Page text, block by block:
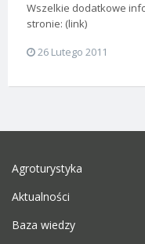
Wszelkie dodatkowe
stronie: (link)
26 Lutego 2011
Agroturystyka
Aktualności
Baza wiedzy